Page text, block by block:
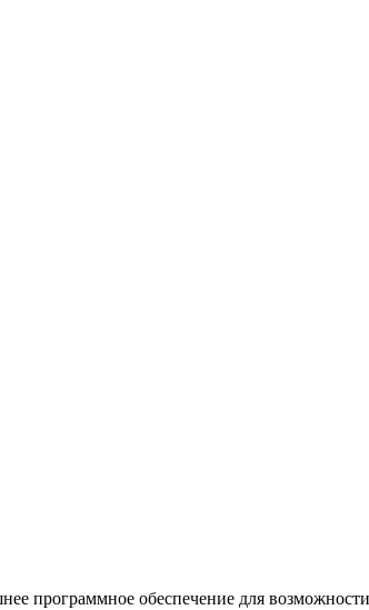
программное обеспечение для